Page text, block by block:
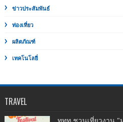
ข่าวประสัมพันธ์
ท่องเที่ยว
ผลิตภัณฑ์
เทคโนโลยี่
TRAVEL